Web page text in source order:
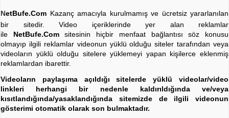
NetBufe.Com Kazanç amacıyla kurulmamış ve ücretsiz yararlanılan
bir sitedir. Video içeriklerinde yer alan reklamlar
ile NetBufe.Comsitesinin hiçbir menfaat bağlantısı söz konusu
olmayıp ilgili reklamlar videonun yüklü olduğu siteler tarafından veya
videoların yüklü olduğu sitelere yüklemeyi yapan kişilerce eklenmiş
reklamlardan ibarettir.
Videoların paylaşıma açıldığı sitelerde yüklü videolar/video
linkleri herhangi bir nedenle kaldırıldığında ve/veya
kısıtlandığında/yasaklandığında sitemizde de ilgili videonun
gösterimi otomatik olarak son bulmaktadır.